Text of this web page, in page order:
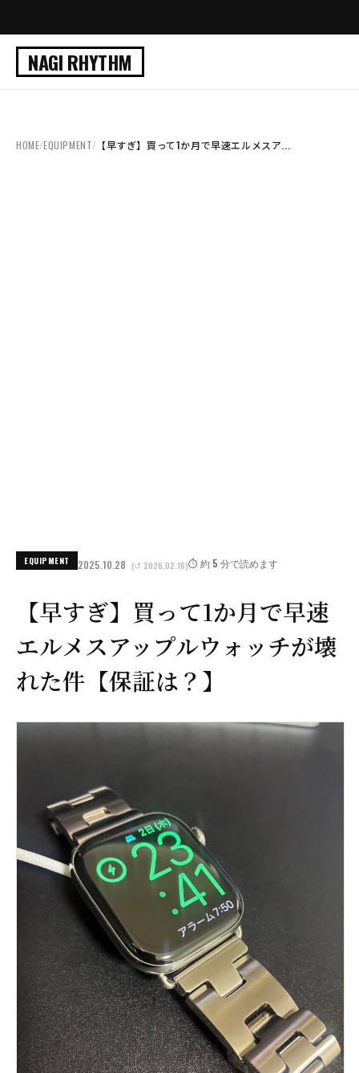
NAGI RHYTHM
HOME/EQUIPMENT/ 【早すぎ】買って1か月で早速エルメスア...
EQUIPMENT 2025.10.28 (↺ 2026.02.16)⏱️ 約 5 分で読めます
【早すぎ】買って1か月で早速
エルメスアップルウォッチが壊
れた件【保証は？】